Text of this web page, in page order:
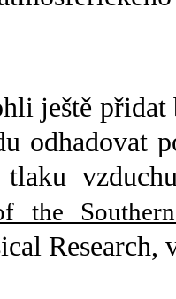
ještě
odhadovat
the